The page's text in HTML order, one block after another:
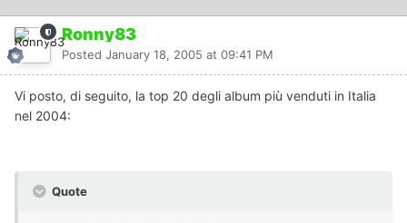
Ronny83
Posted January 18, 2005 at 09:41 PM
Vi posto, di seguito, la top 20 degli album più venduti in Italia
nel 2004:
Quote